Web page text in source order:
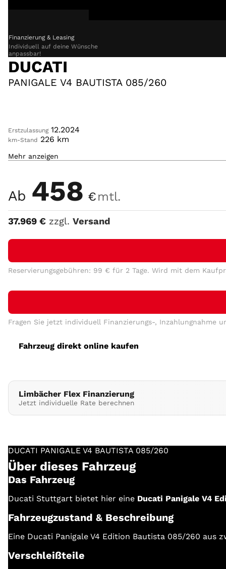
Kaufen
Markenwelt
Verkaufen
Werkstatt
Aktuelles
Finanzierung & Leasing
Individuell auf deine Wünsche
anpassbar!
DUCATI
PANIGALE V4 BAUTISTA 085/260
Erstzulassung 12.2024
km-Stand 226 km
Hubraum 1.103ccm
Mehr anzeigen
Ab 458 €mtl.
37.969 € zzgl. Versand
Reservierungsgebühren: 99 € für 2 Tage. Wird mit dem
Fragen Sie jetzt individuell Finanzierungs-, Inzahlungnahme
Fahrzeug direkt online kaufen
Limbächer Flex Finanzierung
Jetzt individuelle Rate berechnen
DUCATI PANIGALE V4 BAUTISTA 085/260
Über dieses Fahrzeug
Das Fahrzeug
Ducati Stuttgart bietet hier eine Ducati Panigale V4
Fahrzeugzustand & Beschreibung
Eine Ducati Panigale V4 Edition Bautista 085/260
Verschleißteile